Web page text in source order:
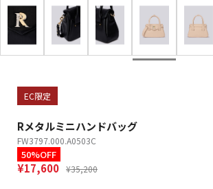
EC限定
Rメタルミニハンドバッグ
FW3797.000.A0503C
50%OFF
¥17,600 ¥35,200